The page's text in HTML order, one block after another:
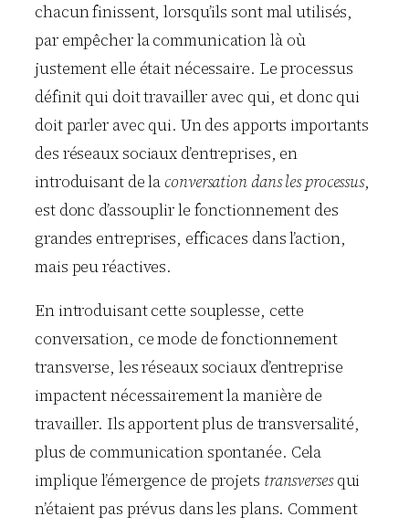
chacun finissent, lorsqu’ils sont mal utilisés,
par empêcher la communication là où
justement elle était nécessaire. Le processus
définit qui doit travailler avec qui, et donc qui
doit parler avec qui. Un des apports importants
des réseaux sociaux d’entreprises, en
introduisant de la conversation dans les processus,
est donc d’assouplir le fonctionnement des
grandes entreprises, efficaces dans l’action,
mais peu réactives.
En introduisant cette souplesse, cette
conversation, ce mode de fonctionnement
transverse, les réseaux sociaux d’entreprise
impactent nécessairement la manière de
travailler. Ils apportent plus de transversalité,
plus de communication spontanée. Cela
implique l’émergence de projets transversesqui
n’étaient pas prévus dans les plans. Comment